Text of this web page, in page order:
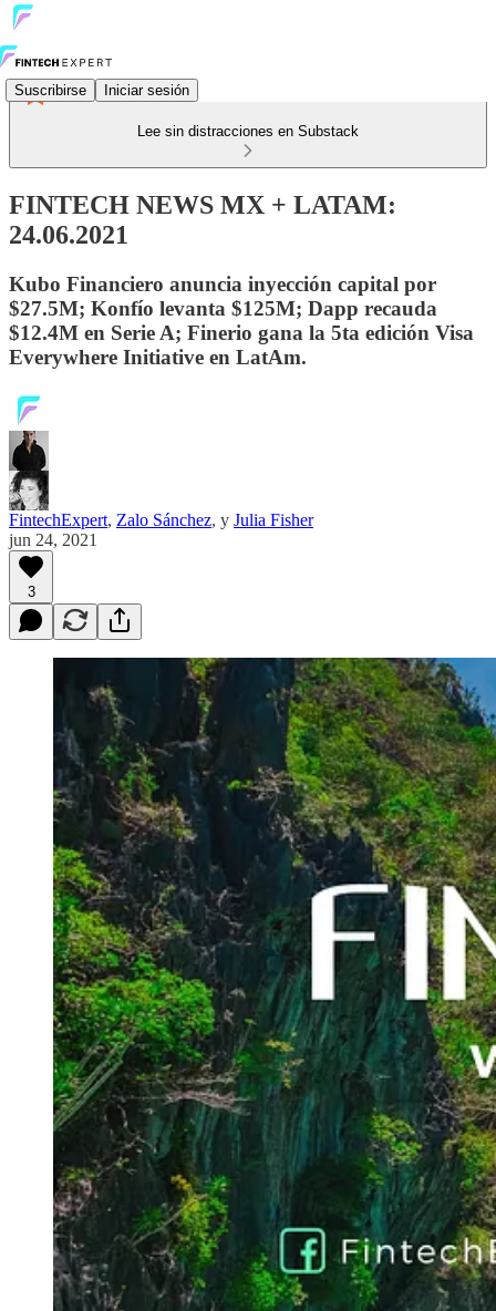
Suscribirse Iniciar sesión
Lee sin distracciones en Substack
FINTECH NEWS MX + LATAM:
24.06.2021
Kubo Financiero anuncia inyección capital por
$27.5M; Konfío levanta $125M; Dapp recauda
$12.4M en Serie A; Finerio gana la 5ta edición Visa
Everywhere Initiative en LatAm.
FintechExpert, Zalo Sánchez, y Julia Fisher
jun 24, 2021
3